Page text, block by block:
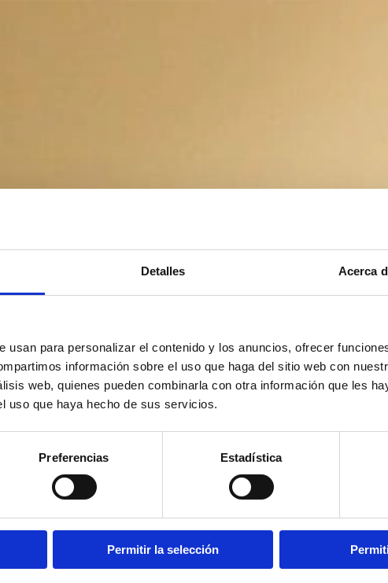
Detalles Acerca
usan para personalizar el contenido y los anuncios, ofrecer
información sobre el uso que haga del sitio web con
web, quienes pueden combinarla con otra información que les
uso que haya hecho de sus servicios.
Preferencias Estadística
Permitir la selección